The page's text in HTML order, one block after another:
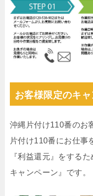
お客様限定のキャ
沖縄片付け110番のお
片付け110番にお仕事
『利益還元』をする
キャンペーン』です。